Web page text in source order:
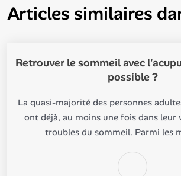
Articles similaires
Retrouver le sommeil avec
possible ?
La quasi-majorité des personnes
ont déjà, au moins une fois dans leur
troubles du sommeil. Parmi les